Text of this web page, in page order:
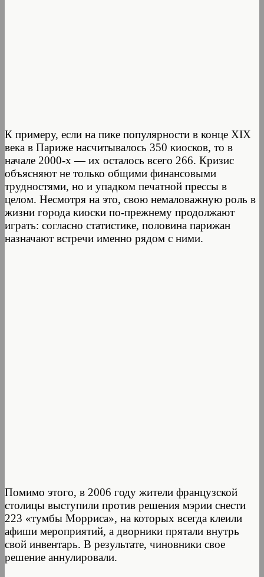
К примеру, если на пике популярности в конце ХІХ
века в Париже насчитывалось 350 киосков, то в
начале 2000-х — их осталось всего 266. Кризис
объясняют не только общими финансовыми
трудностями, но и упадком печатной прессы в
целом. Несмотря на это, свою немаловажную роль в
жизни города киоски по-прежнему продолжают
играть: согласно статистике, половина парижан
назначают встречи именно рядом с ними.
Помимо этого, в 2006 году жители французской
столицы выступили против решения мэрии снести
223 «тумбы Морриса», на которых всегда клеили
афиши мероприятий, а дворники прятали внутрь
свой инвентарь. В результате, чиновники свое
решение аннулировали.